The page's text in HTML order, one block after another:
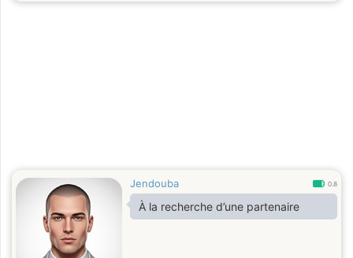
Jendouba 0.8
À la recherche d’une partenaire